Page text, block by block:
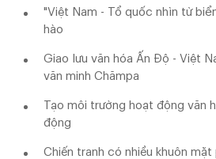
"Việt Nam - Tổ quốc nhìn từ
hào
Giao lưu văn hóa Ấn Độ - Việt
văn minh Chămpa
Tạo môi trường hoạt động văn
động
Chiến tranh có nhiều khuôn mặt